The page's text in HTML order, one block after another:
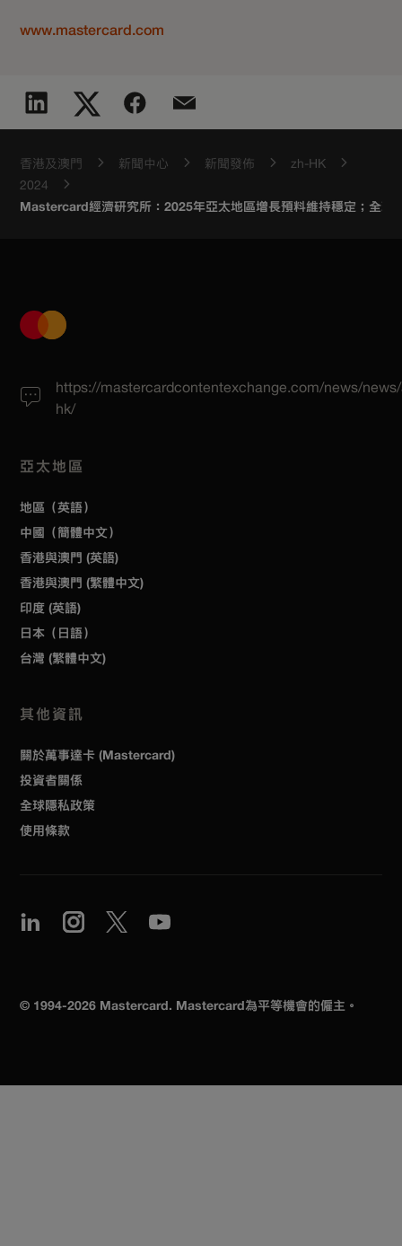
www.mastercard.com
香港及澳門 新聞中心 新聞發佈
zh-HK
2024
Mastercard經濟研究所：2025年亞太地區增長預料維持穩定；全球
https://mastercardcontentexchange.com/news/
hk/
亞太地區
地區（英語）
中國（簡體中文）
香港與澳門 (英語)
香港與澳門 (繁體中文)
印度 (英語)
日本（日語）
台灣 (繁體中文)
其他資訊
關於萬事達卡 (Mastercard)
投資者關係
全球隱私政策
使用條款
© 1994-2026 Mastercard. Mastercard為平等機會的僱主。